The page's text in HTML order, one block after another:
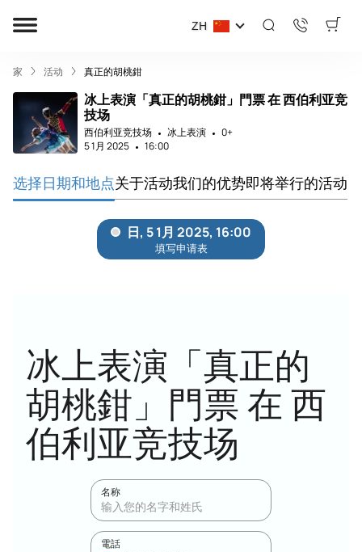
ZH
家 活动 真正的胡桃鉗
冰上表演「真正的胡桃鉗」門票 在 西伯利亚竞
技场
西伯利亚竞技场 冰上表演
0+
5 1月 2025
16:00
选择日期和地点关于活动我们的优势即将举行的活动
冰上表演「真正的
胡桃鉗」門票 在 西
伯利亚竞技场
名称
電話